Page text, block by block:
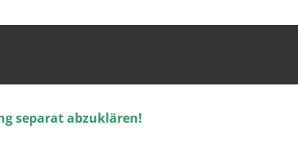
separat abzuklären!